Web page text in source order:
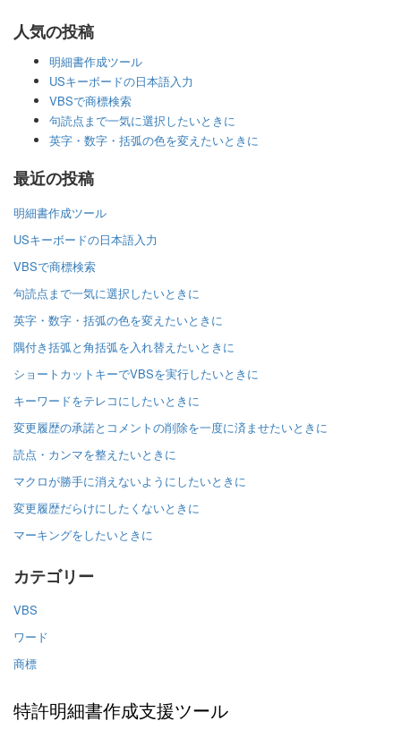
人気の投稿
明細書作成ツール
USキーボードの日本語入力
VBSで商標検索
句読点まで一気に選択したいときに
英字・数字・括弧の色を変えたいときに
最近の投稿
明細書作成ツール
USキーボードの日本語入力
VBSで商標検索
句読点まで一気に選択したいときに
英字・数字・括弧の色を変えたいときに
隅付き括弧と角括弧を入れ替えたいときに
ショートカットキーでVBSを実行したいときに
キーワードをテレコにしたいときに
変更履歴の承諾とコメントの削除を一度に済ませたいときに
読点・カンマを整えたいときに
マクロが勝手に消えないようにしたいときに
変更履歴だらけにしたくないときに
マーキングをしたいときに
カテゴリー
VBS
ワード
商標
特許明細書作成支援ツール